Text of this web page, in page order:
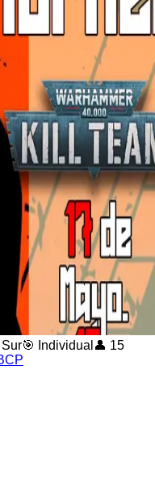
Sur🎯 Individual 👤 15